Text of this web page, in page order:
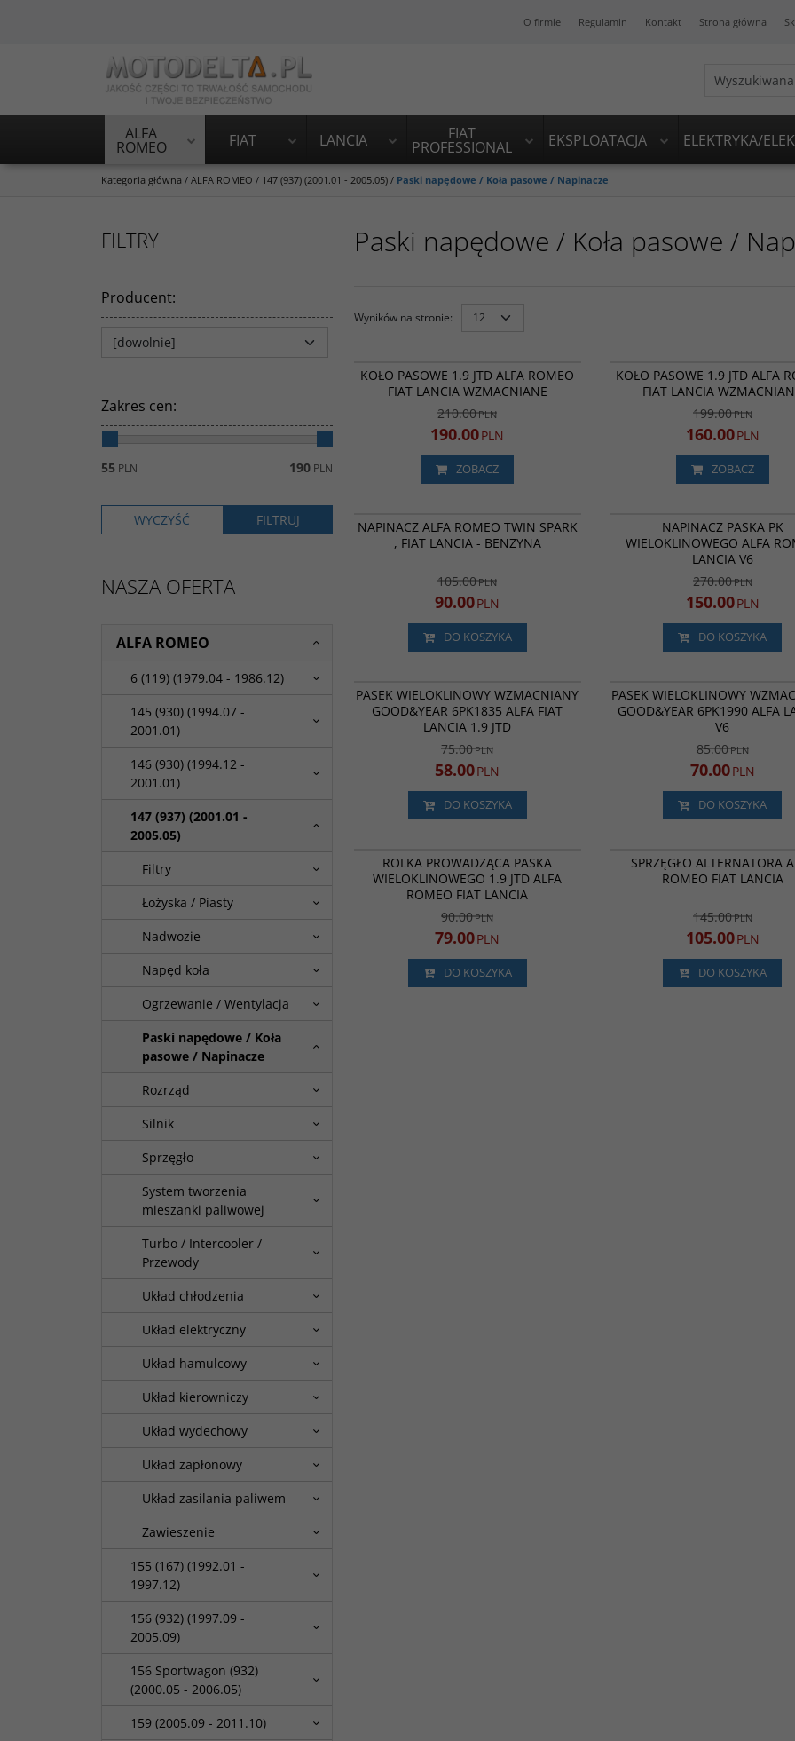
O firmie Regulamin Kontakt Strona główna
ALFA
ROMEO FIAT LANCIA FIAT
PROFESSIONAL EKSPLOATACJA ELEKTRYKA/
Kategoria główna / ALFA ROMEO / 147 (937) (2001.01 - 2005.05) / Paski napędowe / Koła pasowe / Napinacze
Paski napędowe / Koła pasowe /
Wyników na stronie:
BESTSELLER PROMOCJA
KOŁO PASOWE 1.9 JTD ALFA ROMEO
FIAT LANCIA WZMACNIANE
210.00PLN
190.00PLN
ZOBACZ
BESTSELLER
KOŁO PASOWE 1.9 JTD ALFA
FIAT LANCIA
199.00PLN
160.00PLN
ZOBACZ
BESTSELLER PROMOCJA
NAPINACZ ALFA ROMEO TWIN SPARK
, FIAT LANCIA - BENZYNA
105.00PLN
90.00PLN
DO KOSZYKA
NOWOŚĆ
NAPINACZ PASKA PK
WIELOKLINOWEGO ALFA
LANCIA V6
270.00PLN
150.00PLN
DO KOSZYKA
BESTSELLER PROMOCJA
PASEK WIELOKLINOWY WZMACNIANY
GOOD&YEAR 6PK1835 ALFA FIAT
LANCIA 1.9 JTD
75.00PLN
58.00PLN
DO KOSZYKA
PASEK WIELOKLINOWY
GOOD&YEAR 6PK1990 ALFA
V6
85.00PLN
70.00PLN
DO KOSZYKA
BESTSELLER PROMOCJA
ROLKA PROWADZĄCA PASKA
WIELOKLINOWEGO 1.9 JTD ALFA
ROMEO FIAT LANCIA
90.00PLN
79.00PLN
DO KOSZYKA
SPRZĘGŁO ALTERNATORA
ROMEO FIAT LANCIA
145.00PLN
105.00PLN
DO KOSZYKA
FILTRY
Producent:
Zakres cen:
55 PLN 190 PLN
NASZA OFERTA
ALFA ROMEO
6 (119) (1979.04 - 1986.12)
145 (930) (1994.07 -
2001.01)
146 (930) (1994.12 -
2001.01)
147 (937) (2001.01 -
2005.05)
Filtry
Łożyska / Piasty
Nadwozie
Napęd koła
Ogrzewanie / Wentylacja
Paski napędowe / Koła
pasowe / Napinacze
Rozrząd
Silnik
Sprzęgło
System tworzenia
mieszanki paliwowej
Turbo / Intercooler /
Przewody
Układ chłodzenia
Układ elektryczny
Układ hamulcowy
Układ kierowniczy
Układ wydechowy
Układ zapłonowy
Układ zasilania paliwem
Zawieszenie
155 (167) (1992.01 -
1997.12)
156 (932) (1997.09 -
2005.09)
156 Sportwagon (932)
(2000.05 - 2006.05)
159 (2005.09 - 2011.10)